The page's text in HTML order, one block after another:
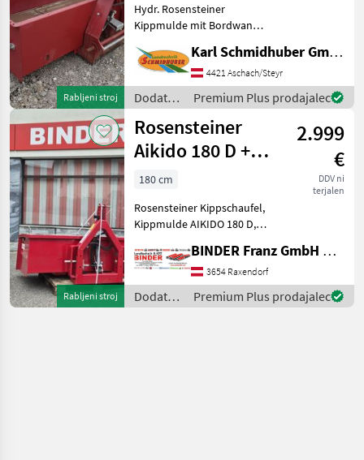
Rabljeni stroj
Hydr. Rosensteiner
Kippmulde mit Bordwand
traktorje Nakladalna žlica
Karl Schmidhuber GmbH
4421 Aschach/Steyr
Dodatna
oprema
za
traktorje
/
Rosensteiner
Premium Plus prodajalec
Rabljeni stroj
Rosensteiner
Aikido 180 D +
2.999
€
DDV ni
terjalen
180 cm
Rosensteiner Kippschaufel,
Kippmulde AIKIDO 180 D,
tief x 42cmhoch, hydr.
Doppeltwirkend mit 2
Kippzylinder einer vorne
stehend zum weghe
BINDER Franz GmbH & CoKG
3654 Raxendorf
Dodatna
oprema
Premium Plus prodajalec